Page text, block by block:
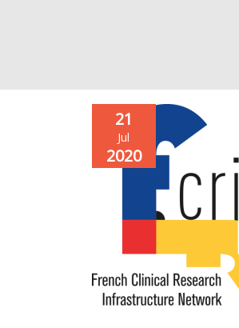
21
Jul
2020